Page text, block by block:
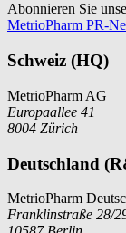
Abonnieren Sie
MetrioPharm PR-
Schweiz (HQ)
MetrioPharm AG
Europaallee 41
8004 Zürich
Deutschland
MetrioPharm
Franklinstraße 28/